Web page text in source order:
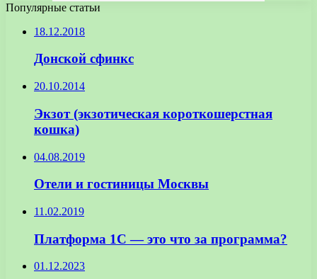
Популярные статьи
18.12.2018
Донской сфинкс
20.10.2014
Экзот (экзотическая короткошерстная
кошка)
04.08.2019
Отели и гостиницы Москвы
11.02.2019
Платформа 1С — это что за программа?
01.12.2023